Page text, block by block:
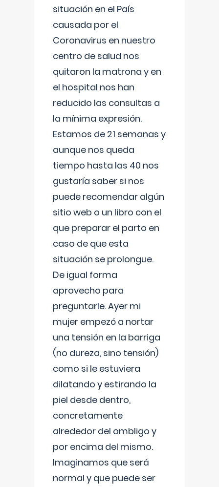
situación en el País
causada por el
Coronavirus en nuestro
centro de salud nos
quitaron la matrona y en
el hospital nos han
reducido las consultas a
la mínima expresión.
Estamos de 21 semanas y
aunque nos queda
tiempo hasta las 40 nos
gustaría saber si nos
puede recomendar algún
sitio web o un libro con el
que preparar el parto en
caso de que esta
situación se prolongue.
De igual forma
aprovecho para
preguntarle. Ayer mi
mujer empezó a nortar
una tensión en la barriga
(no dureza, sino tensión)
como si le estuviera
dilatando y estirando la
piel desde dentro,
concretamente
alrededor del ombligo y
por encima del mismo.
Imaginamos que será
normal y que puede ser